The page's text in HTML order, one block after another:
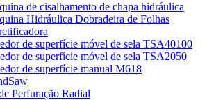
de cisalhamento de chapa hidráulica
Hidráulica Dobradeira de Folhas
de superfície móvel de sela TSA40100
de superfície móvel de sela TSA2050
de superfície manual M618
Perfuração Radial